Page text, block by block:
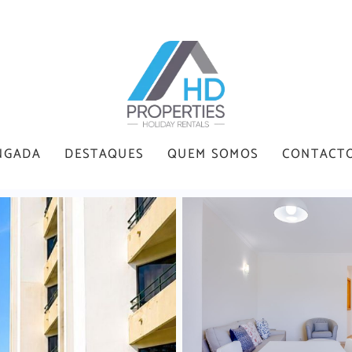
DESTAQUES QUEM SOMOS